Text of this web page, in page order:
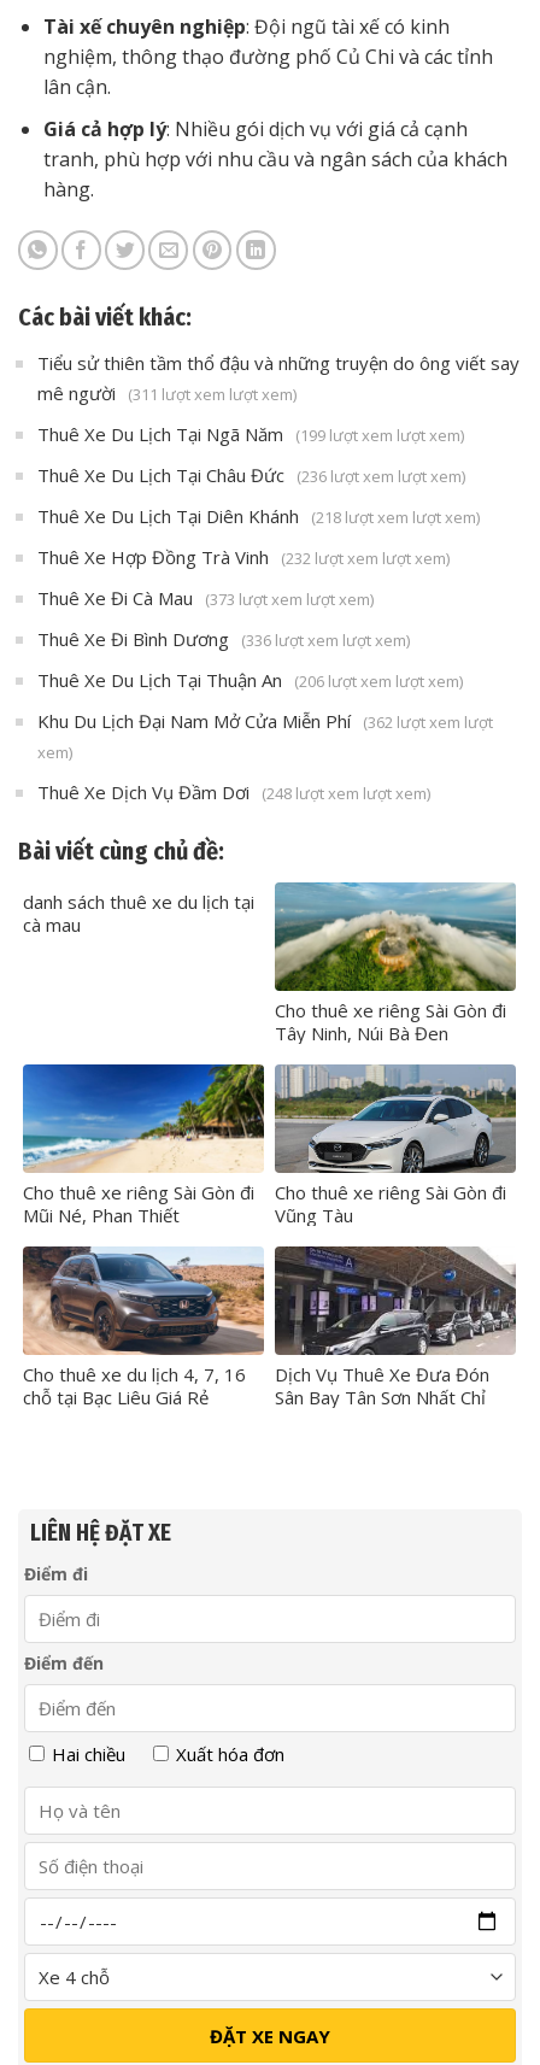
Tài xế chuyên nghiệp: Đội ngũ tài xế có kinh
nghiệm, thông thạo đường phố Củ Chi và các tỉnh
lân cận.
Giá cả hợp lý: Nhiều gói dịch vụ với giá cả cạnh
tranh, phù hợp với nhu cầu và ngân sách của khách
hàng.
Các bài viết khác:
Tiểu sử thiên tầm thổ đậu và những truyện do ông viết say
mê người
(311 lượt xem lượt xem)
Thuê Xe Du Lịch Tại Ngã Năm (199 lượt xem lượt xem)
Thuê Xe Du Lịch Tại Châu Đức (236 lượt xem lượt xem)
Thuê Xe Du Lịch Tại Diên Khánh (218 lượt xem lượt xem)
Thuê Xe Hợp Đồng Trà Vinh (232 lượt xem lượt xem)
Thuê Xe Đi Cà Mau (373 lượt xem lượt xem)
Thuê Xe Đi Bình Dương (336 lượt xem lượt xem)
Thuê Xe Du Lịch Tại Thuận An (206 lượt xem lượt xem)
Khu Du Lịch Đại Nam Mở Cửa Miễn Phí
(362 lượt xem lượt
xem)
Thuê Xe Dịch Vụ Đầm Dơi (248 lượt xem lượt xem)
Bài viết cùng chủ đề:
danh sách thuê xe du lịch tại
cà mau
Cho thuê xe riêng Sài Gòn đi
Tây Ninh, Núi Bà Đen
Cho thuê xe riêng Sài Gòn đi
Mũi Né, Phan Thiết
Cho thuê xe riêng Sài Gòn đi
Vũng Tàu
Cho thuê xe du lịch 4, 7, 16
chỗ tại Bạc Liêu Giá Rẻ
Dịch Vụ Thuê Xe Đưa Đón
Sân Bay Tân Sơn Nhất Chỉ
LIÊN HỆ ĐẶT XE
Điểm đi
Điểm đến
Hai chiều Xuất hóa đơn